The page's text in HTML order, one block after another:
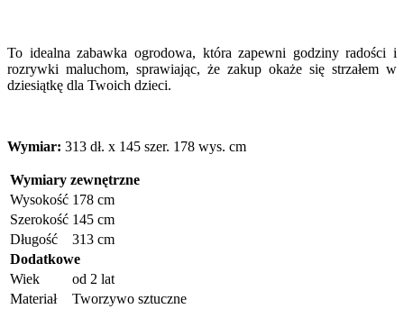
To idealna zabawka ogrodowa, która zapewni godziny radości i
rozrywki maluchom, sprawiając, że zakup okaże się strzałem w
dziesiątkę dla Twoich dzieci.
Wymiar: 313 dł. x 145 szer. 178 wys. cm
Wymiary zewnętrzne
Wysokość 178 cm
Szerokość 145 cm
Długość
313 cm
Dodatkowe
Wiek
od 2 lat
Materiał
Tworzywo sztuczne